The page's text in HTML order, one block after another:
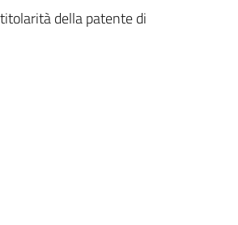
della patente di